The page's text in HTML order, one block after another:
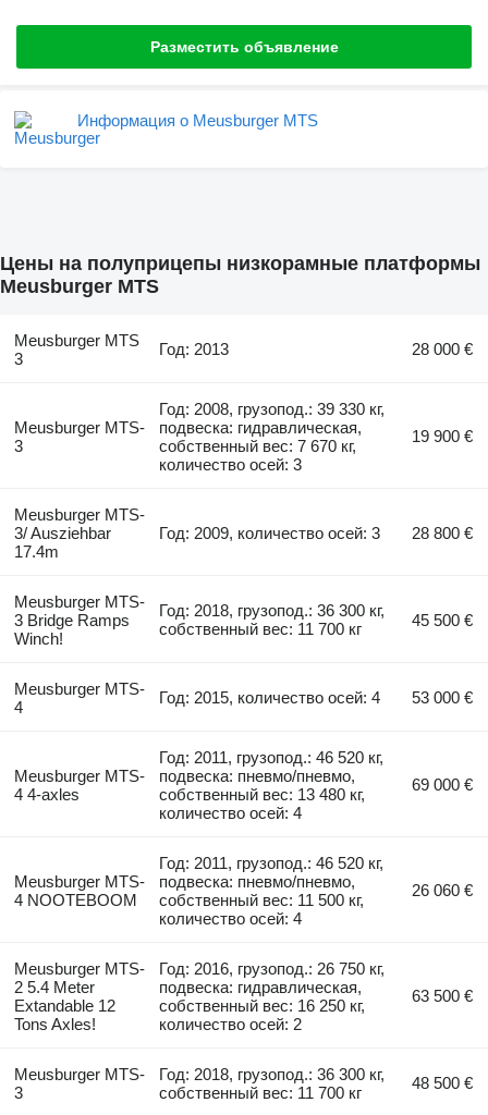
Разместить объявление
Информация о Meusburger MTS
Цены на полуприцепы низкорамные платформы
Meusburger MTS
Meusburger MTS
3
Год: 2013 28 000 €
Meusburger MTS-
3
Год: 2008, грузопод.: 39 330 кг,
подвеска: гидравлическая,
собственный вес: 7 670 кг,
количество осей: 3
19 900 €
Meusburger MTS-
3/ Ausziehbar
17.4m
Год: 2009, количество осей: 3 28 800 €
Meusburger MTS-
3 Bridge Ramps
Winch!
Год: 2018, грузопод.: 36 300 кг,
собственный вес: 11 700 кг
45 500 €
Meusburger MTS-
4
Год: 2015, количество осей: 4 53 000 €
Meusburger MTS-
4 4-axles
Год: 2011, грузопод.: 46 520 кг,
подвеска: пневмо/пневмо,
собственный вес: 13 480 кг,
количество осей: 4
69 000 €
Meusburger MTS-
4 NOOTEBOOM
Год: 2011, грузопод.: 46 520 кг,
подвеска: пневмо/пневмо,
собственный вес: 11 500 кг,
количество осей: 4
26 060 €
Meusburger MTS-
2 5.4 Meter
Extandable 12
Tons Axles!
Год: 2016, грузопод.: 26 750 кг,
подвеска: гидравлическая,
собственный вес: 16 250 кг,
количество осей: 2
63 500 €
Meusburger MTS-
3
Год: 2018, грузопод.: 36 300 кг,
собственный вес: 11 700 кг
48 500 €